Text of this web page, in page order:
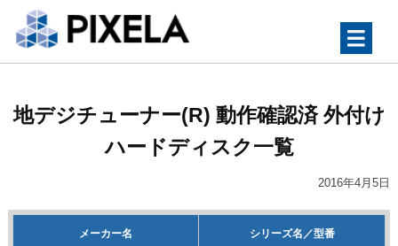
地デジチューナー(R) 動作確認済 外付け
ハードディスク一覧
2016年4月5日
メーカー名 シリーズ名／型番